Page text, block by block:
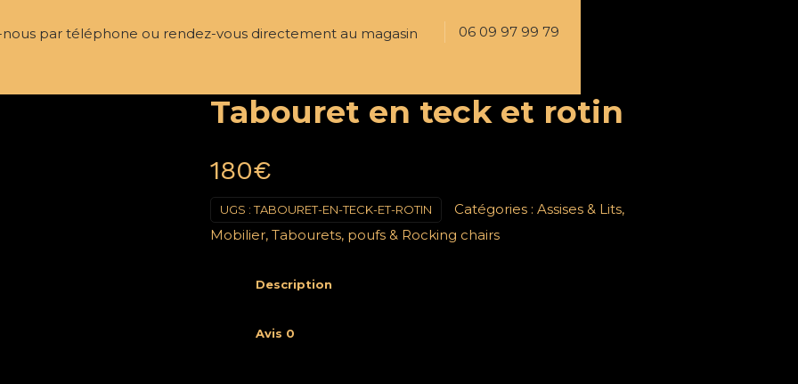
06 09 97 99 79
par téléphone ou rendez-vous directement au magasin
Tabouret en teck et rotin
180€
UGS :TABOURET-EN-TECK-ET-ROTIN Catégories : Assises & Lits,
Mobilier, Tabourets, poufs & Rocking chairs
Description
Avis 0